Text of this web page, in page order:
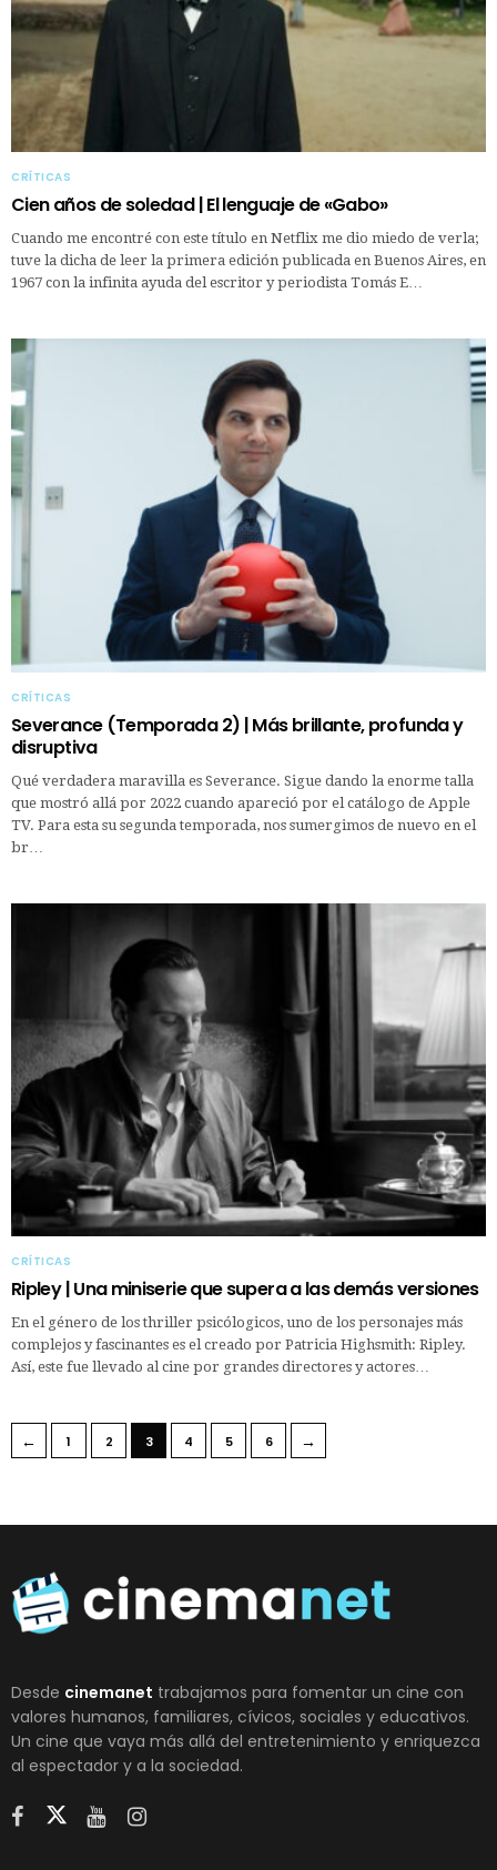
CRÍTICAS
Cien años de soledad | El lenguaje de «Gabo»
Cuando me encontré con este título en Netflix me dio miedo de verla;
tuve la dicha de leer la primera edición publicada en Buenos Aires, en
1967 con la infinita ayuda del escritor y periodista Tomás E…
CRÍTICAS
Severance (Temporada 2) | Más brillante, profunda y
disruptiva
Qué verdadera maravilla es Severance. Sigue dando la enorme talla
que mostró allá por 2022 cuando apareció por el catálogo de Apple
TV. Para esta su segunda temporada, nos sumergimos de nuevo en el
br…
CRÍTICAS
Ripley | Una miniserie que supera a las demás versiones
En el género de los thriller psicólogicos, uno de los personajes más
complejos y fascinantes es el creado por Patricia Highsmith: Ripley.
Así, este fue llevado al cine por grandes directores y actores…
← 1 2 3 4 5 6 →
Desde cinemanet trabajamos para fomentar un cine con
valores humanos, familiares, cívicos, sociales y educativos.
Un cine que vaya más allá del entretenimiento y enriquezca
al espectador y a la sociedad.